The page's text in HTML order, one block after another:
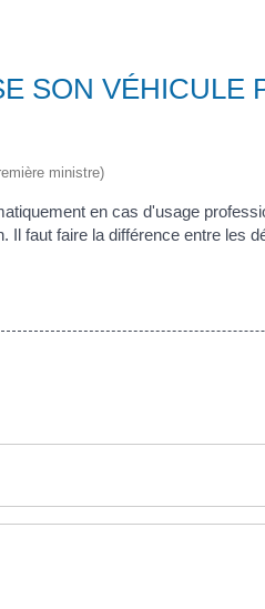
SON VÉHICULE
ministre)
en cas d'usage
faut faire la différence entre les